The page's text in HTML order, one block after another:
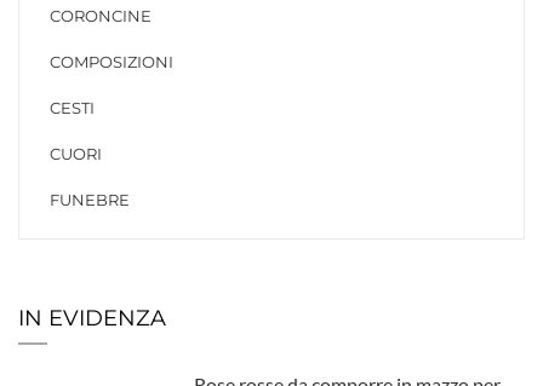
CORONCINE
COMPOSIZIONI
CESTI
CUORI
FUNEBRE
IN EVIDENZA